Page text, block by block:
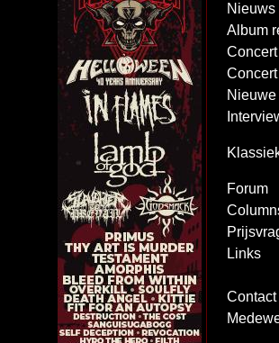
Nieuws
Album
Forum
Links